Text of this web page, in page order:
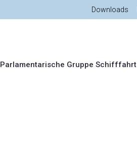
Downloads
Parlamentarische Gruppe Schifffahrt